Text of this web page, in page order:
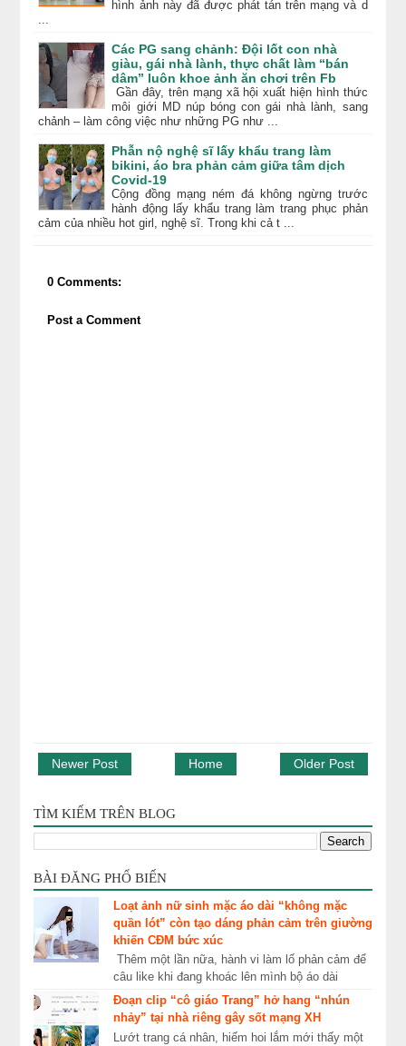
hình ảnh này đã được phát tán trên mạng và d
Các PG sang chảnh: Đội lốt con nhà
giàu, gái nhà lành, thực chất làm “bán
dâm” luôn khoe ảnh ăn chơi trên Fb
Gần đây, trên mạng xã hội xuất hiện hình thức
môi giới MD núp bóng con gái nhà lành, sang
chảnh – làm công việc như những PG như ...
Phẫn nộ nghệ sĩ lấy khẩu trang làm
bikini, áo bra phản cảm giữa tâm dịch
Covid-19
Cộng đồng mạng ném đá không ngừng trước
hành động lấy khẩu trang làm trang phục phản
cảm của nhiều hot girl, nghệ sĩ. Trong khi cả t ...
0 Comments:
Post a Comment
Newer Post Older Post
Home
TÌM KIẾM TRÊN BLOG
BÀI ĐĂNG PHỔ BIẾN
Loạt ảnh nữ sinh mặc áo dài “không mặc
quần lót” còn tạo dáng phản cảm trên giường
khiến CĐM bức xúc
Thêm một lần nữa, hành vi làm lố phản cảm để
câu like khi đang khoác lên mình bộ áo dài
truyền thống lại khiến khổ chủ nhận về cái kết ê
ch...
Đoạn clip “cô giáo Trang” hở hang “nhún
nhảy” tại nhà riêng gây sốt mạng XH
Lướt trang cá nhân, hiếm hoi lắm mới thấy một